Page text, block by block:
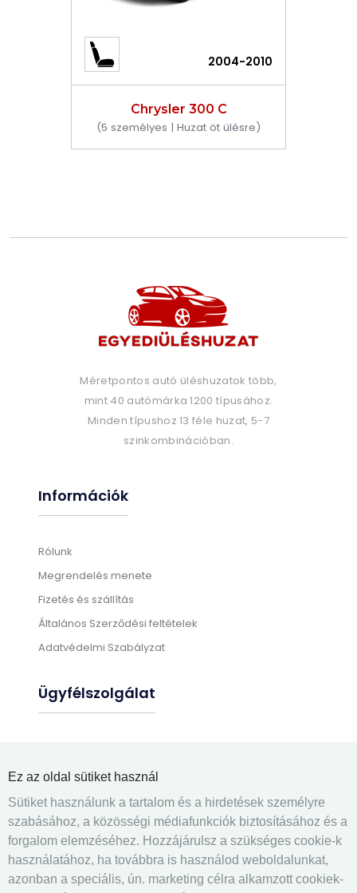
2004-2010
Chrysler 300 C
(5 személyes | Huzat öt ülésre)
Méretpontos autó üléshuzatok több,
mint 40 autómárka 1200 típusához.
Minden típushoz 13 féle huzat, 5-7
szinkombinációban.
Információk
Rólunk
Megrendelés menete
Fizetés és szállítás
Általános Szerződési feltételek
Adatvédelmi Szabályzat
Ügyfélszolgálat
Üléshuzat felrakás
Gyakran ismételt kérdések
Elérhetőségek
Kapcsolatfelvétel
Ez az oldal sütiket használ
Sütiket használunk a tartalom és a hirdetések személyre
szabásához, a közösségi médiafunkciók biztosításához és a
forgalom elemzéséhez. Hozzájárulsz a szükséges cookie-k
használatához, ha továbbra is használod weboldalunkat,
azonban a speciális, ún. marketing célra alkamzott cookiek-